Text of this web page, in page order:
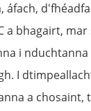
áfach,
a bhagairt,
i
I
a chosaint,